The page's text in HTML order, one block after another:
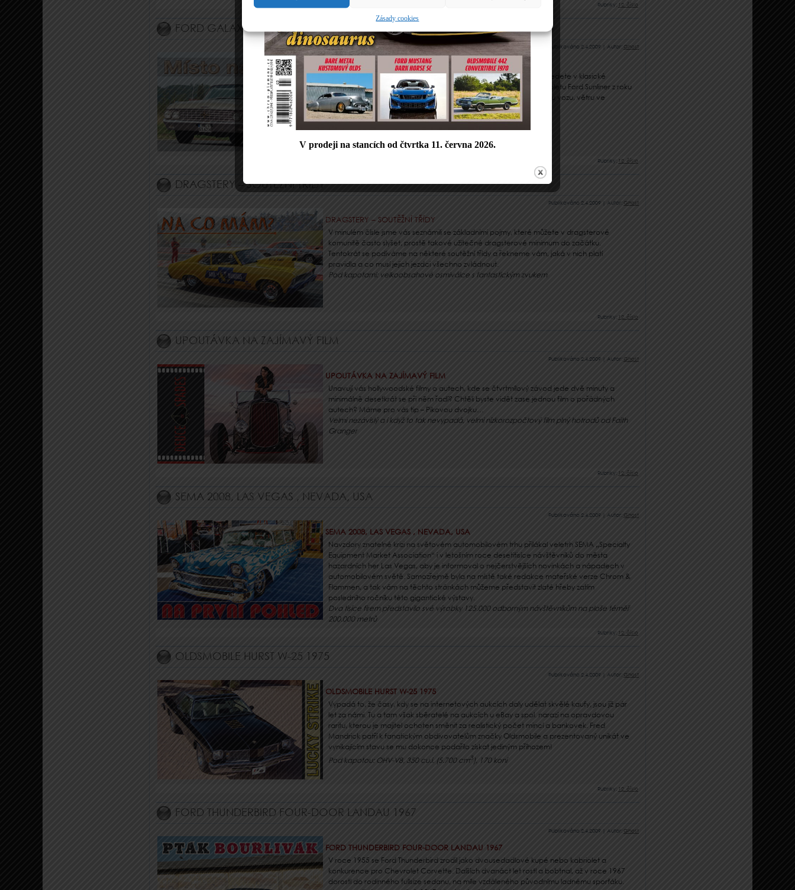
Zásady cookies
Rubriky: 12. číslo
FORD GALAXIE 500 XL SUNLINER 1962
Publikováno 2.4.2009 Autor:Ghost
FORD GALAXIE 500 XL SUNLINER 1962
Mnoho let trávíte za volanty nejrůznějších vozů. Pak se jednou projedete v klasické
americe a jste ztraceni… Že to taky znáte? Majiteli krásného kabrioletu Ford Sunliner z roku
1962 se stalo to samé a tak se začala psát další cesta k vysněnému vozu, větru ve
vlasech a „místu na slunci“…
Pod kapotou: OHV- V8, 352 cu.i. (5.757 cm3), 220 koní/453 Nm
Rubriky: 12. číslo
DRAGSTERY – SOUTĚŽNÍ TŘÍDY
Publikováno2.4.2009 | Autor: Ghost
DRAGSTERY – SOUTĚŽNÍ TŘÍDY
V minulém čísle jsme vás seznámili se základními pojmy, které můžete v dragsterové
komunitě často slyšet, prostě takové užitečné dragsterové minimum do začátku.
Tentokrát se podíváme na některé soutěžní třídy a řekneme vám, jaká v nich platí
pravidla a co musí jejich jezdci všechno zvládnout.
Pod kapotami: velkoobsahové osmiválce s fantastickým zvukem
Rubriky: 12. číslo
UPOUTÁVKA NA ZAJÍMAVÝ FILM
Publikováno2.4.2009 Autor: Ghost
UPOUTÁVKA NA ZAJÍMAVÝ FILM
Unavují vás hollywoodské filmy o autech, kde se čtvrtmílový závod jede dvě minuty a
minimálně desetkrát se při něm řadí? Chtěli byste vidět zase jednou film o pořádných
autech? Máme pro vás tip – Pikovou dvojku…
Velmi nezávislý a i když to tak nevypadá, velmi nízkorozpočtový film plný hotrodů od Faith
Granger
Rubriky: 12. číslo
SEMA 2008, LAS VEGAS , NEVADA, USA
Publikováno 2.4.2009 Autor: Ghost
SEMA 2008, LAS VEGAS , NEVADA, USA
Navzdory znatelné krizi na světovém automobilovém trhu přilákal veletrh SEMA „Specialty
Equipment Market Association“ i v letošním roce desetitisíce návštěvníků do města
hazardních her Las Vegas, aby je informoval o nejčerstvějších novinkách a nápadech v
automobilovém světě. Samozřejmě byla na místě také redakce mateřské verze Chrom &
Flammen, a tak vám na těchto stránkách můžeme představit zlaté hřeby zatím
posledního ročníku této gigantické výstavy.
Dva tisíce firem představilo své výrobky 125.000 odborným návštěvníkům na ploše téměř
200.000 metrů
Rubriky: 12. číslo
OLDSMOBILE HURST W-25 1975
Publikováno 2.4.2009 Autor: Ghost
OLDSMOBILE HURST W-25 1975
Vypadá to, že časy, kdy se na internetových aukcích daly udělat skvělé kaufy, jsou již pár
let za námi. Tu a tam však sběratelé na aukcích u eBay a spol. narazí na opravdovou
raritu, kterou je majitel ochoten směnit za realistický počet mincí a bankovek. Fred
Mandrick patří k fanatickým obdivovatelům značky Oldsmobile a prezentovaný unikát ve
vynikajícím stavu se mu dokonce podařilo získat jediným příhozem!
Pod kapotou: OHV-V8, 350 cu.i. (5.700 cm3 ), 170 koní
Rubriky: 12. číslo
FORD THUNDERBIRD FOUR-DOOR LANDAU 1967
Publikováno 2.4.2009 | Autor: Ghost
FORD THUNDERBIRD FOUR-DOOR LANDAU 1967
V roce 1955 se Ford Thunderbird zrodil jako dvousedadlové kupé nebo kabriolet a
konkurence pro Chevrolet Corvette. Dalších dvanáct let rostl a bobtnal, až v roce 1967
dorostl do rodinného fullsize sedanu, na míle vzdáleného původnímu ladnému sporťáku.